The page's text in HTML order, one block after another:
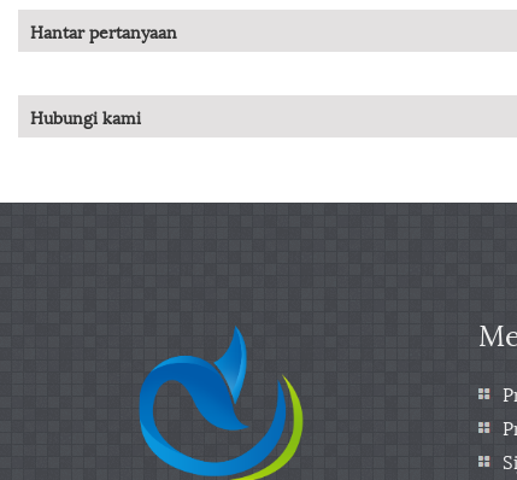
Hantar pertanyaan
Hubungi kami